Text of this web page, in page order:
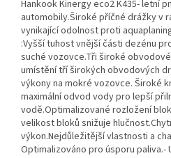
Hankook Kinergy eco2 K435- letní
automobily.Široké příčné drážky v
vynikající odolnost proti
:Vyšší tuhost vnější části dezénu
suché vozovce.Tři široké
umístění tří širokých obvodových
výkony na mokré vozovce. Široké
maximální odvod vody pro lepší
vodě.Optimalizované rozložení
velikost bloků snižuje
výkon.Nejdůležitější vlastnosti a
Optimalizováno pro úsporu paliva.-